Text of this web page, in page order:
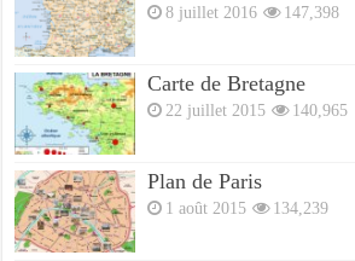
8 juillet 2016 147,398
Carte de Bretagne
22 juillet 2015 140,965
Plan de Paris
1 août 2015 134,239